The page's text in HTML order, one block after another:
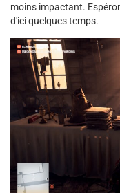
moins impactant.
d'ici quelques temps.